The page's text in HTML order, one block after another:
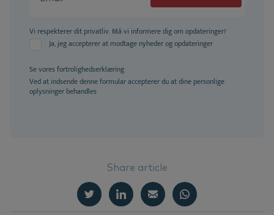
Vi respekterer dit privatliv. Må vi informere dig om opdateringer?
Ja, jeg accepterer at modtage nyheder og opdateringer
Se voresfortrolighedserklæring
Ved at indsende denne formular accepterer du at dine personlige
oplysninger behandles
Share article